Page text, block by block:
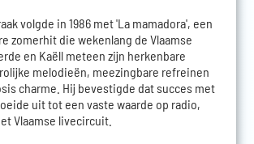
volgde in 1986 met 'La mamadora', een
zomerhit die wekenlang de Vlaamse
en Kaëll meteen zijn herkenbare
melodieën, meezingbare refreinen
charme. Hij bevestigde dat succes met
uit tot een vaste waarde op radio,
Vlaamse livecircuit.